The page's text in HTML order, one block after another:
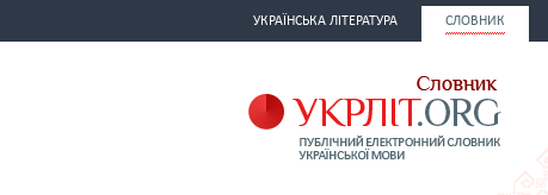
УКРАЇНСЬКА ЛІТЕРАТУРА СЛОВНИК